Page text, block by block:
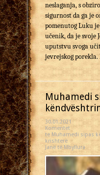
neslaganja, s
sigurnost da ga je
pomenutog Luku
učenik, da je svoje
uputstvu svoga
jevrejskog porekla.
Muhamedi
30.01.2021
Komentet
te Muhamedi sipas
krishterë
Janë të Mbyllura